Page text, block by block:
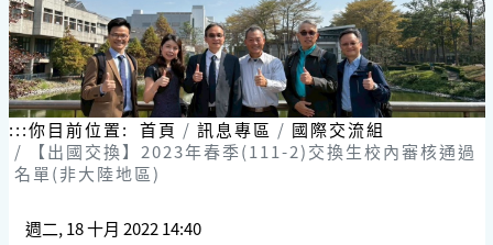
:::你目前位置: 首頁 訊息專區
國際交流組
【出國交換】2023年春季(111-2)交換生校內審核通過
名單(非大陸地區)
週二, 18 十月 2022 14:40